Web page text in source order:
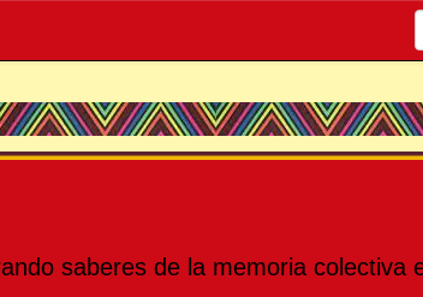
saberes de la memoria